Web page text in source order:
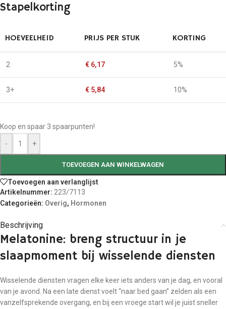
Stapelkorting
HOEVEELHEID PRIJS PER STUK KORTING
2 € 6,17 5%
3+ € 5,84 10%
Koop en spaar 3 spaarpunten!
- +
TOEVOEGEN AAN WINKELWAGEN
Toevoegen aan verlanglijst
Artikelnummer: 223/7113
Categorieën: Overig, Hormonen
Beschrijving
Melatonine: breng structuur in je
slaapmoment bij wisselende diensten
Wisselende diensten vragen elke keer iets anders van je dag, en vooral
van je avond. Na een late dienst voelt “naar bed gaan” zelden als een
vanzelfsprekende overgang, en bij een vroege start wil je juist sneller